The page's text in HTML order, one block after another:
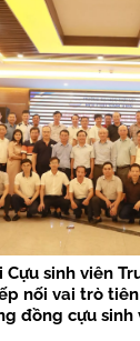
Cựu sinh viên
nối vai trò
đồng cựu sinh